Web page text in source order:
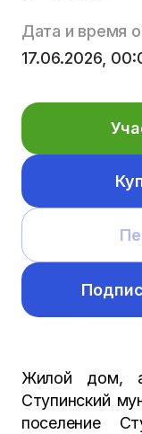
Дата и время
17.06.2026,
Жилой дом,
Ступинский
поселение